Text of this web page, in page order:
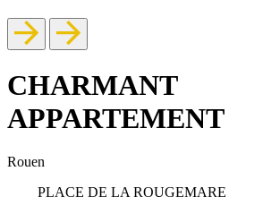
CHARMANT
APPARTEMENT
Rouen
PLACE DE LA ROUGEMARE